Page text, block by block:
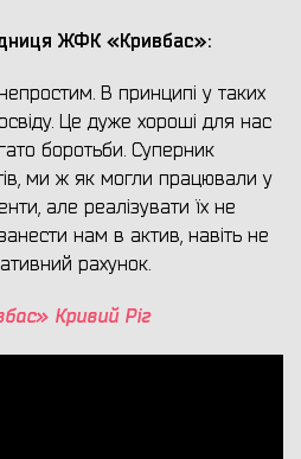
ЖФК «Кривбас»:
В принципі у таких
Це дуже хороші для нас
боротьби. Суперник
ми ж як могли працювали у
але реалізувати їх не
нам в актив, навіть не
рахунок.
Кривий Ріг